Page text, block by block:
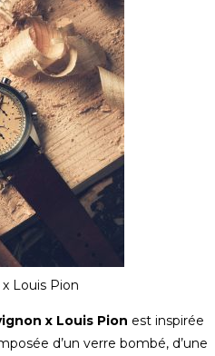
Louis Pion
x Louis Pion est inspirée
d’un verre bombé, d’une